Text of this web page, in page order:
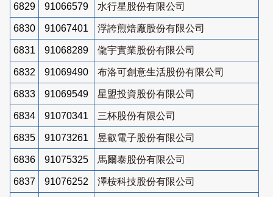
6829 91066579 水行星股份有限公司
6830 91067401 浮誇煎焙廠股份有限公司
6831 91068289 儱宇實業股份有限公司
6832 91069490 布洛可創意生活股份有限公司
6833 91069549 星盟投資股份有限公司
6834 91070341 三杯股份有限公司
6835 91073261 昱叡電子股份有限公司
6836 91075325 馬爾泰股份有限公司
6837 91076252 澤桉科技股份有限公司